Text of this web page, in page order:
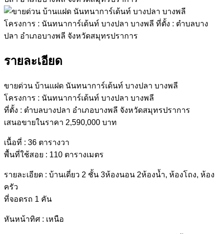
รายละเอียด
ขายด่วน บ้านแฝด นันทนาการ์เด้นท์ บางปลา บางพลี
โครงการ : นันทนาการ์เด้นท์ บางปลา บางพลี
ที่ตั้ง : ตำบลบางปลา อำเภอบางพลี จังหวัดสมุทรปราการ
เสนอขายในราคา 2,590,000 บาท
เนื้อที่ : 36 ตารางวา
พื้นที่ใช้สอย : 110 ตารางเมตร
รายละเอียด : บ้านเดี่ยว 2 ชั้น 3ห้องนอน 2ห้องน้ำ, ห้องโถง, ห้อง
ครัว
ที่จอดรถ 1 คัน
หันหน้าทิศ : เหนือ